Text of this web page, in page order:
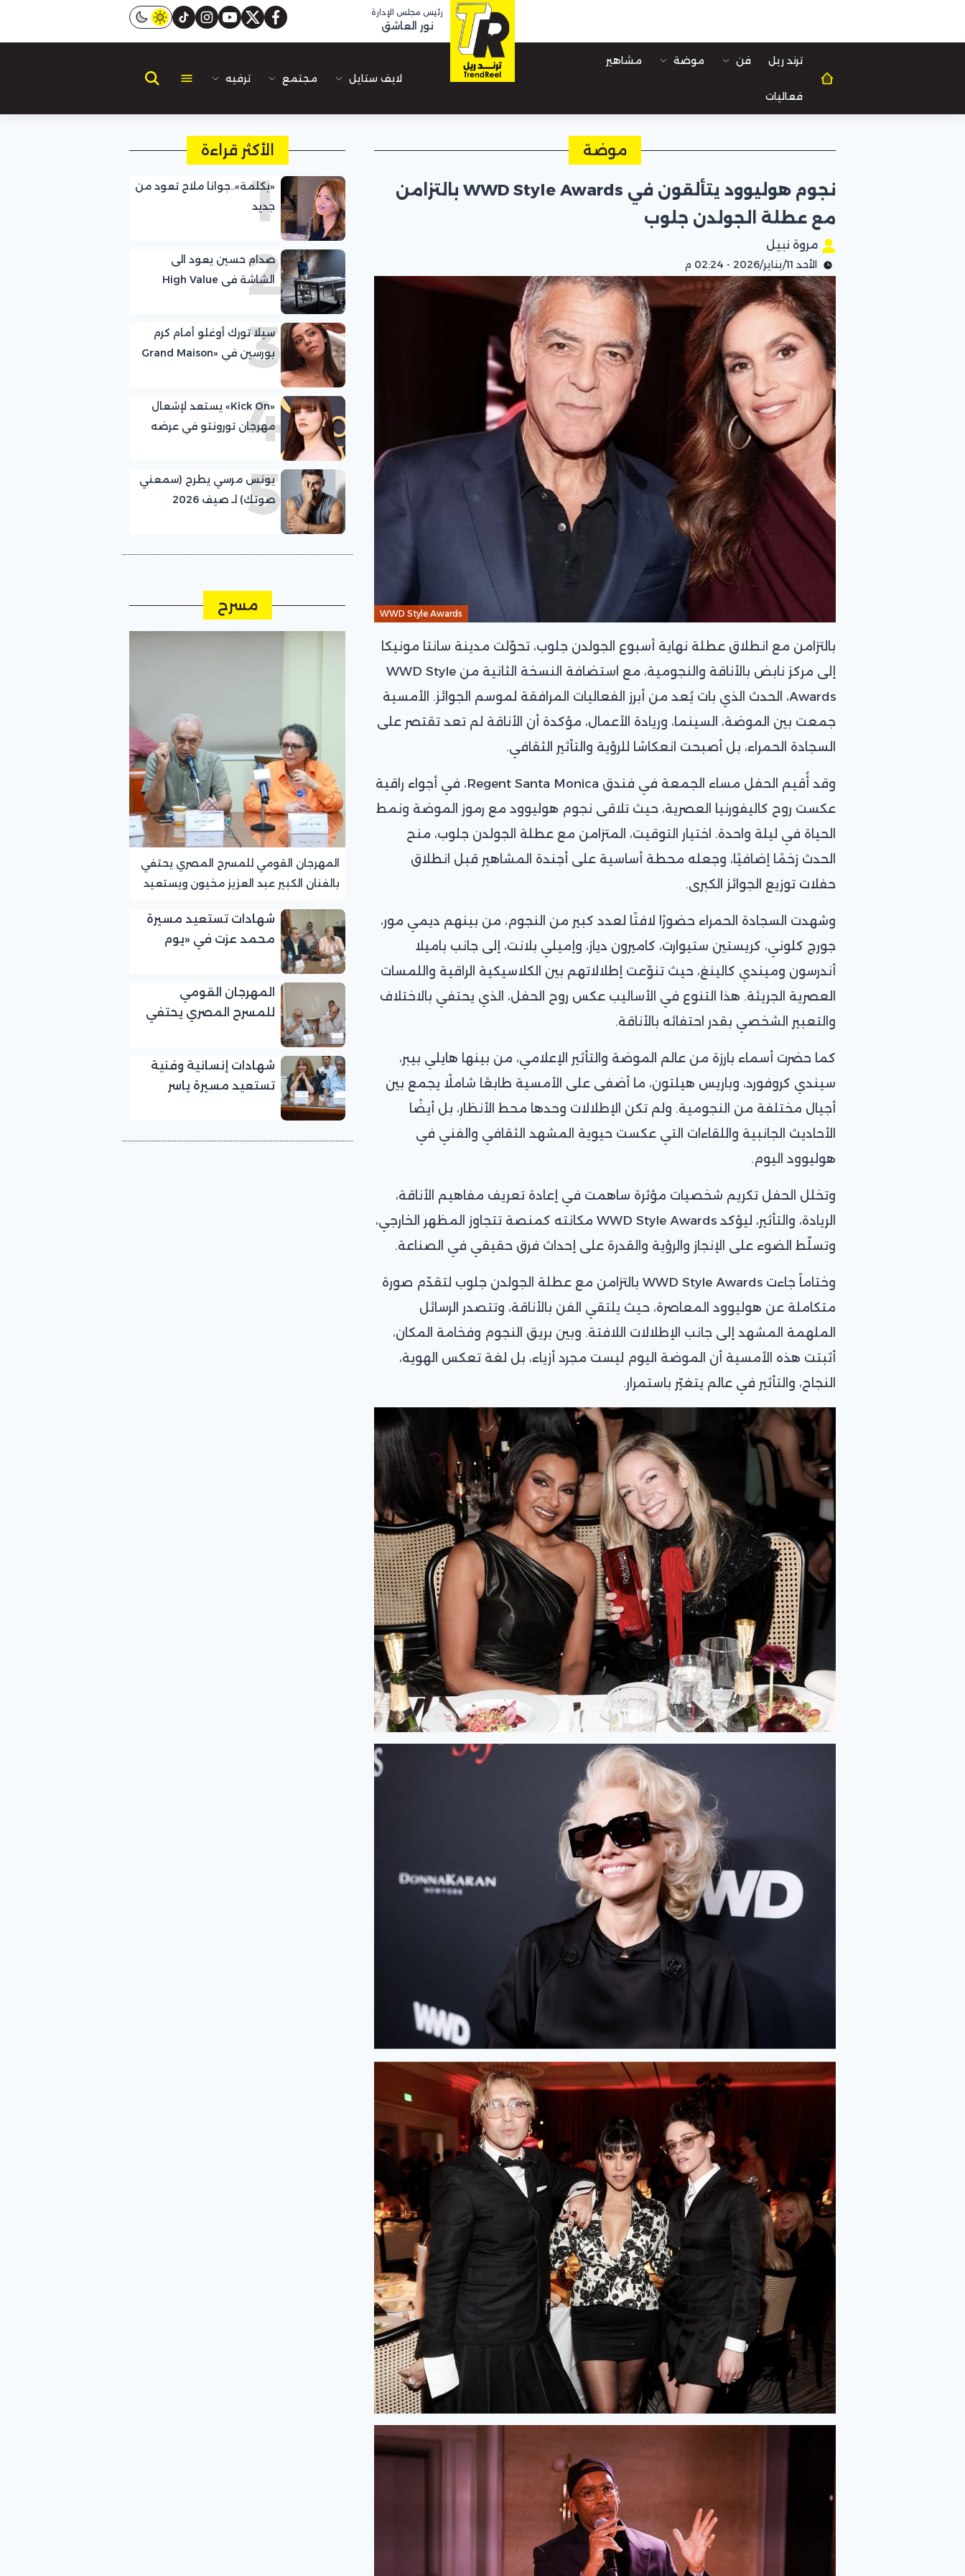
رئيس مجلس الإدارة
نور العاشق facebook
twitter
youtube
instagram
tiktok
ترند ريل فن موضة مشاهير
فعاليات
لايف ستايل مجتمع ترفيه
موضة
نجوم هوليوود يتألقون في WWD Style Awards بالتزامن
مع عطلة الجولدن جلوب
مروة نبيل
الأحد 11/يناير/2026 - 02:24 م
WWD Style Awards
بالتزامن مع انطلاق عطلة نهاية أسبوع الجولدن جلوب، تحوّلت مدينة سانتا مونيكا
إلى مركز نابض بالأناقة والنجومية، مع استضافة النسخة الثانية من WWD Style
Awards، الحدث الذي بات يُعد من أبرز الفعاليات المرافقة لموسم الجوائز. الأمسية
جمعت بين الموضة، السينما، وريادة الأعمال، مؤكدة أن الأناقة لم تعد تقتصر على
السجادة الحمراء، بل أصبحت انعكاسًا للرؤية والتأثير الثقافي.
وقد أُقيم الحفل مساء الجمعة في فندق Regent Santa Monica، في أجواء راقية
عكست روح كاليفورنيا العصرية، حيث تلاقى نجوم هوليوود مع رموز الموضة ونمط
الحياة في ليلة واحدة. اختيار التوقيت، المتزامن مع عطلة الجولدن جلوب، منح
الحدث زخمًا إضافيًا، وجعله محطة أساسية على أجندة المشاهير قبل انطلاق
حفلات توزيع الجوائز الكبرى.
وشهدت السجادة الحمراء حضورًا لافتًا لعدد كبير من النجوم، من بينهم ديمي مور،
جورج كلوني، كريستين ستيوارت، كاميرون دياز، وإميلي بلانت، إلى جانب باميلا
أندرسون وميندي كالينغ، حيث تنوّعت إطلالاتهم بين الكلاسيكية الراقية واللمسات
العصرية الجريئة. هذا التنوع في الأساليب عكس روح الحفل، الذي يحتفي بالاختلاف
والتعبير الشخصي بقدر احتفائه بالأناقة.
كما حضرت أسماء بارزة من عالم الموضة والتأثير الإعلامي، من بينها هايلي بيبر،
سيندي كروفورد، وباريس هيلتون، ما أضفى على الأمسية طابعًا شاملًا يجمع بين
أجيال مختلفة من النجومية. ولم تكن الإطلالات وحدها محط الأنظار، بل أيضًا
الأحاديث الجانبية واللقاءات التي عكست حيوية المشهد الثقافي والفني في
هوليوود اليوم.
وتخلل الحفل تكريم شخصيات مؤثرة ساهمت في إعادة تعريف مفاهيم الأناقة،
الريادة، والتأثير، ليؤكد WWD Style Awards مكانته كمنصة تتجاوز المظهر الخارجي،
وتسلّط الضوء على الإنجاز والرؤية والقدرة على إحداث فرق حقيقي في الصناعة.
وختاماً جاءت WWD Style Awards بالتزامن مع عطلة الجولدن جلوب لتقدّم صورة
متكاملة عن هوليوود المعاصرة، حيث يلتقي الفن بالأناقة، وتتصدر الرسائل
الملهمة المشهد إلى جانب الإطلالات اللافتة. وبين بريق النجوم وفخامة المكان،
أثبتت هذه الأمسية أن الموضة اليوم ليست مجرد أزياء، بل لغة تعكس الهوية،
النجاح، والتأثير في عالم يتغيّر باستمرار.
الأكثر قراءة
1
«بكلمة»..جوانا ملاح تعود من
جديد
2
صدام حسين يعود الى
الشاشة فى High Value
3
سيلا تورك أوغلو أمام كرم
بورسين في «Grand Maison
4
«Kick On» يستعد لإشعال
مهرجان تورونتو في عرضه
5
يونس مرسي يطرح (سمعني
صوتك) لـ صيف 2026
مسرح
المهرجان القومي للمسرح المصري يحتفي
بالفنان الكبير عبد العزيز مخيون ويستعيد
شهادات تستعيد مسيرة
محمد عزت في «يوم
للمسرح المصري
المهرجان القومي
للمسرح المصري يحتفي
لرموز المسرح»
شهادات إنسانية وفنية
تستعيد مسيرة ياسر